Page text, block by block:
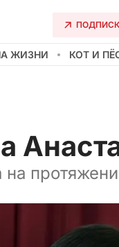
ЖИЗНИ КОТ И